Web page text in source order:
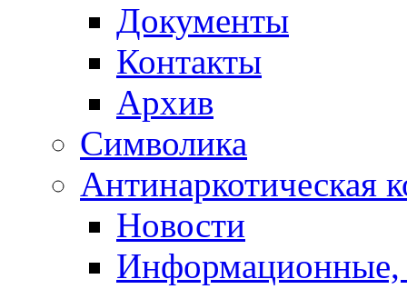
Документы
Контакты
Архив
Символика
Антинаркотическая
Новости
Информационные,